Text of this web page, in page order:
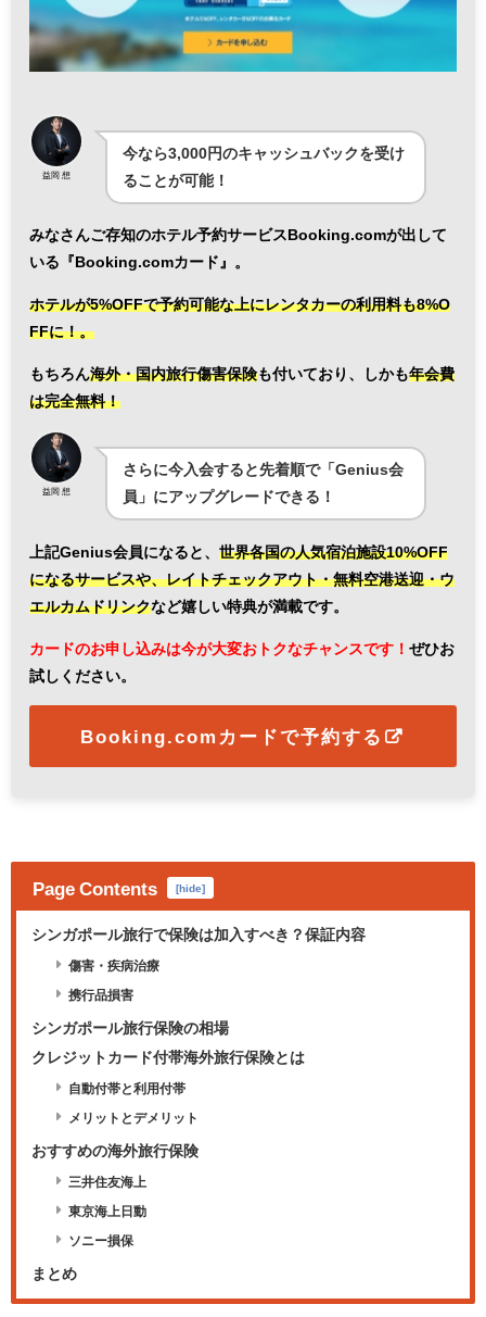
益岡 想
今なら3,000円のキャッシュバックを受け
ることが可能！
みなさんご存知のホテル予約サービスBooking.comが出して
いる『Booking.comカード』。
ホテルが5%OFFで予約可能な上にレンタカーの利用料も8%O
FFに！。
もちろん海外・国内旅行傷害保険も付いており、しかも年会費
は完全無料！
益岡 想
さらに今入会すると先着順で「Genius会
員」にアップグレードできる！
上記Genius会員になると、 世界各国の人気宿泊施設10%OFF
になるサービスや、レイトチェックアウト・無料空港送迎・ウ
エルカムドリンクなど嬉しい特典が満載です。
カードのお申し込みは今が大変おトクなチャンスです！ ぜひお
試しください。
Booking.comカードで予約する
Page Contents [hide]
シンガポール旅行で保険は加入すべき？保証内容
傷害・疾病治療
携行品損害
シンガポール旅行保険の相場
クレジットカード付帯海外旅行保険とは
自動付帯と利用付帯
メリットとデメリット
おすすめの海外旅行保険
三井住友海上
東京海上日動
ソニー損保
まとめ